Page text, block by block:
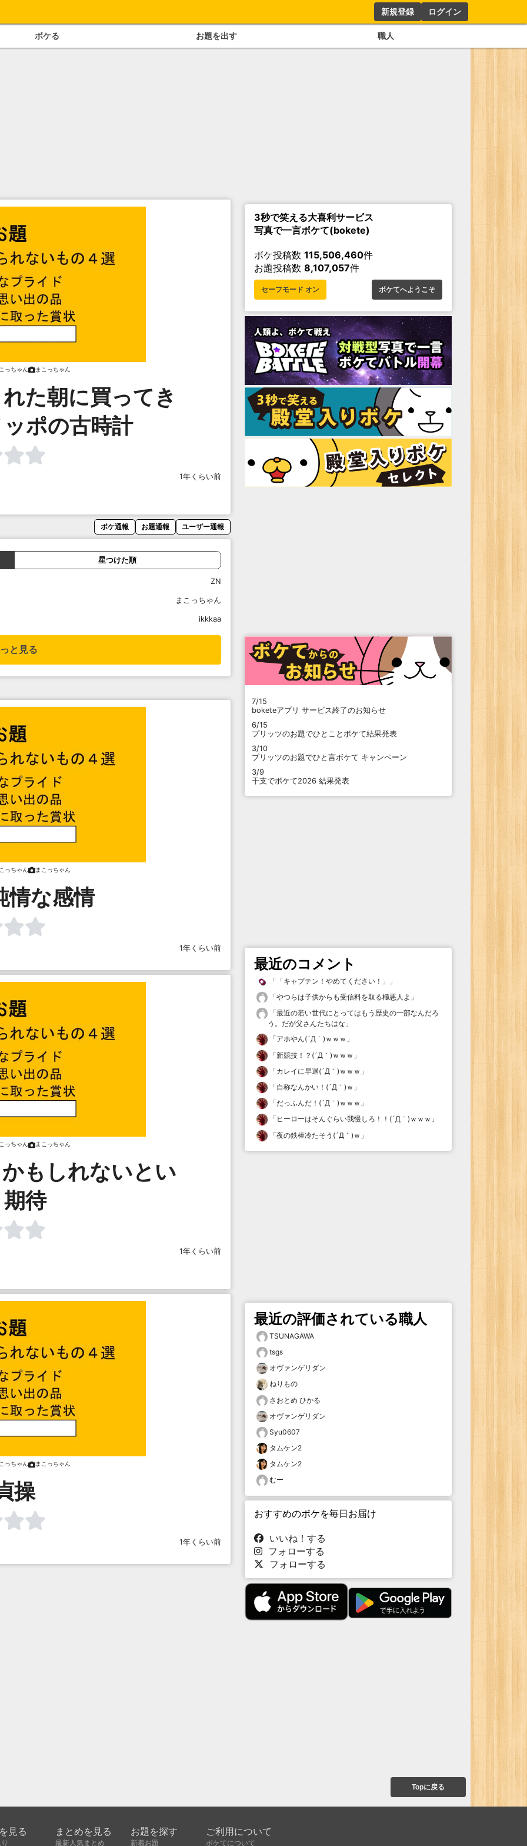
新規登録 ログイン
ボケる お題を出す 職人
っちゃん まこっちゃん
た朝に買ってき
ポの古時計
1年くらい前
ボケ通報 お題通報 ユーザー通報
星つけた順
ZN
まこっちゃん
ikkkaa
と見る
っちゃん まこっちゃん
情な感情
1年くらい前
っちゃん まこっちゃん
もしれないとい
待
1年くらい前
っちゃん まこっちゃん
操
1年くらい前
3秒で笑える大喜利サービス
写真で一言ボケて(bokete)
ボケ投稿数 115,506,460件
お題投稿数 8,107,057件
セーフモード オン ボケてへようこそ
7/15
boketeアプリ サービス終了のお知らせ
6/15
プリッツのお題でひとことボケて結果発表
3/10
プリッツのお題でひと言ボケて キャンペーン
3/9
干支でボケて2026 結果発表
最近のコメント
「 「キャプテン！やめてください！」
」
「やつらは子供からも受信料を取る極悪人よ 」
「最近の若い世代にとってはもう歴史の一部なんだろ
う。だが父さんたちはな 」
「アホやん(´Д｀)ｗｗｗ 」
「新競技！？(´Д｀)ｗｗｗ 」
「カレイに早退(´Д｀)ｗｗｗ 」
「自称なんかい！(´Д｀)ｗ 」
「だっふんだ！(´Д｀)ｗｗｗ 」
「 ヒーローはそんぐらい我慢しろ！！(´Д｀)ｗｗｗ 」
「夜の鉄棒冷たそう(´Д｀)ｗ 」
最近の評価されている職人
TSUNAGAWA
tsgs
オヴァンゲリダン
ねりもの
さおとめ ひかる
オヴァンゲリダン
Syu0607
タムケン2
タムケン2
むー
おすすめのボケを毎日お届け
いいね！する
フォローする
フォローする
Topに戻る
見る まとめを見る
最新人気まとめ
お題を探す
新着お題
ご利用について
ボケてについて